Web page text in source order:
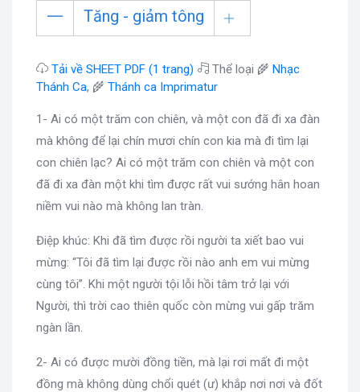
Tăng - giảm tông
Tải về SHEET PDF (1 trang) Thể loại 🌾 Nhạc
Thánh Ca, 🌾 Thánh ca Imprimatur
1- Ai có một trăm con chiên, và một con đã đi xa đàn
mà không để lại chín mươi chín con kia mà đi tìm lại
con chiên lạc? Ai có một trăm con chiên và một con
đã đi xa đàn một khi tìm được rất vui sướng hân hoan
niềm vui nào mà không lan tràn.
Điệp khúc: Khi đã tìm được rồi người ta xiết bao vui
mừng: “Tôi đã tìm lại được rồi nào anh em vui mừng
cùng tôi”. Khi một người tội lỗi hồi tâm trở lại với
Người, thì trời cao thiên quốc còn mừng vui gấp trăm
ngàn lần.
2- Ai có được mười đồng tiền, mà lại rơi mất đi một
đồng mà không dùng chổi quét (ư) khắp nơi nơi và đốt